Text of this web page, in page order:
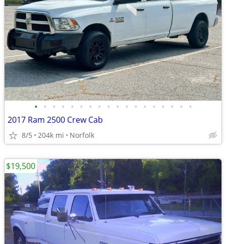
• • • • • • • • • • • • • • • • • •
2017 Ram 2500 Crew Cab
8/5 204k mi Norfolk
$19,500